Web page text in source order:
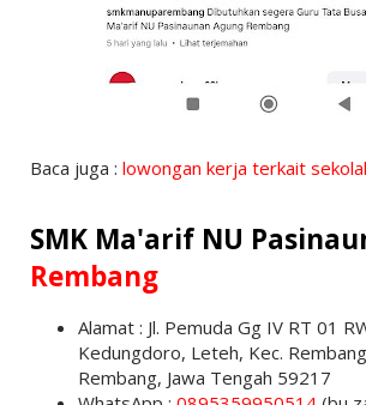
Baca juga : lowongan kerja terkait
SMK Ma'arif NU
Rembang
Alamat : Jl. Pemuda Gg IV RT 01
Kedungdoro, Leteh, Kec.
Rembang, Jawa Tengah 59217